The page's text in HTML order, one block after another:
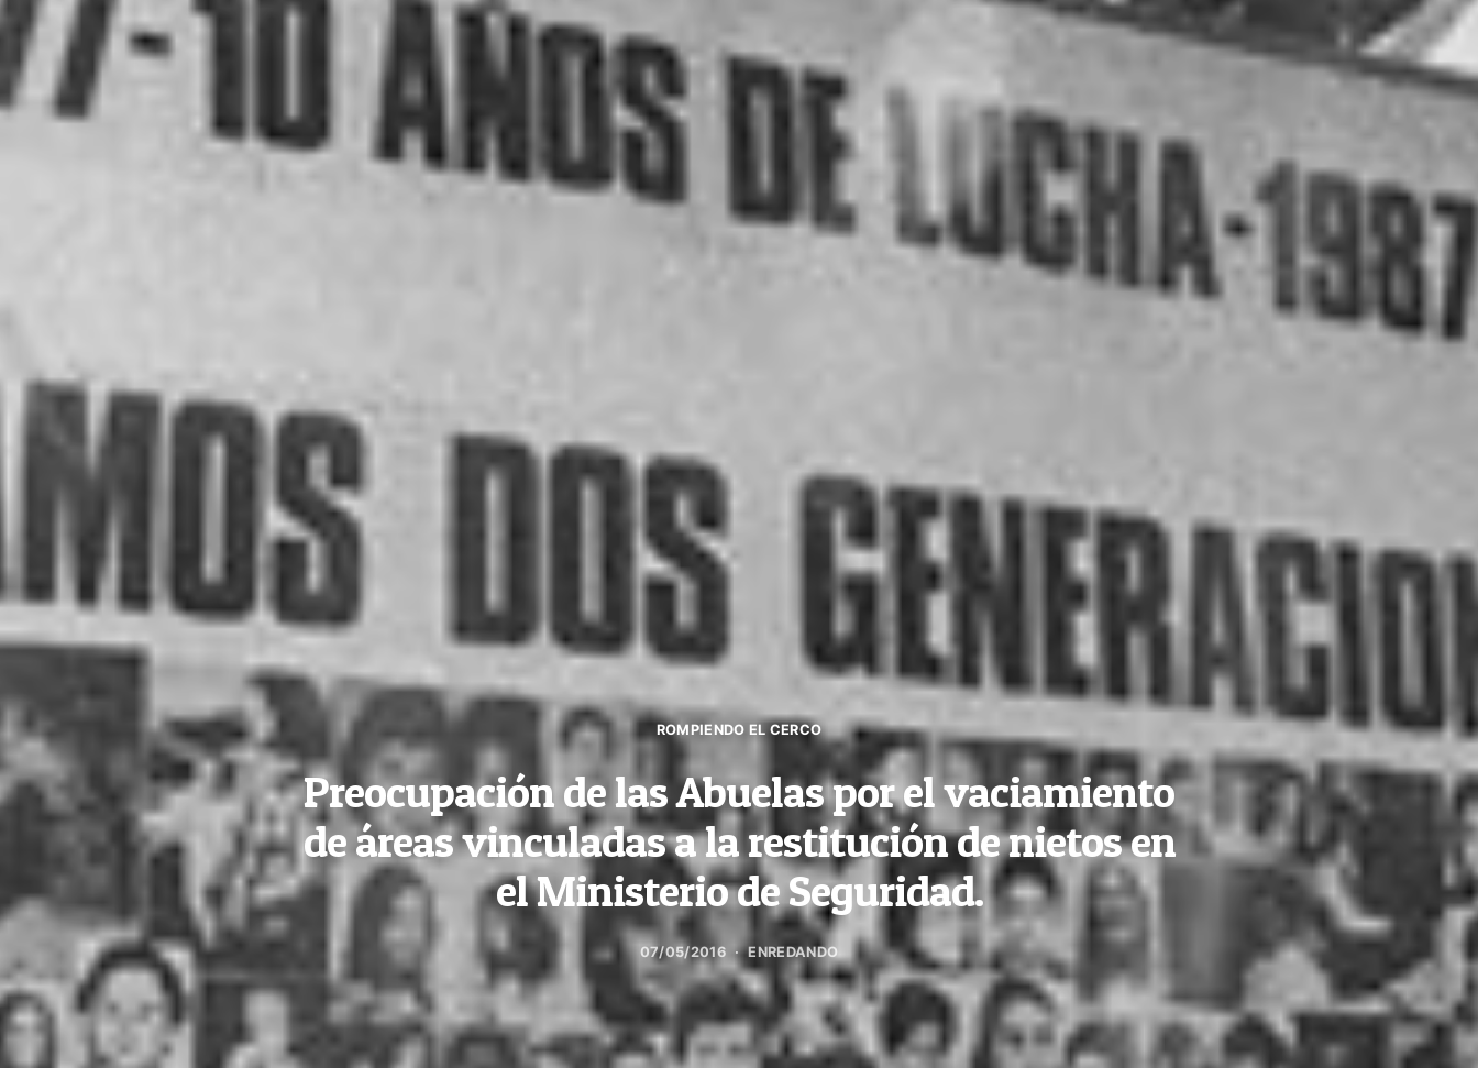
ROMPIENDO EL CERCO
Preocupación de las Abuelas por el vaciamiento
de áreas vinculadas a la restitución de nietos en
el Ministerio de Seguridad.
07/05/2016 ENREDANDO